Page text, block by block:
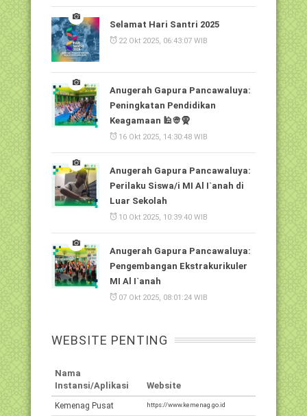
Selamat Hari Santri 2025
22 Okt 2025, 06:43:07 WIB
Anugerah Gapura Pancawaluya:
Peningkatan Pendidikan
Keagamaan 🕌👳🧕
16 Okt 2025, 14:30:48 WIB
Anugerah Gapura Pancawaluya:
Perilaku Siswa/i MI Al I`anah di
Luar Sekolah
10 Okt 2025, 10:39:40 WIB
Anugerah Gapura Pancawaluya:
Pengembangan Ekstrakurikuler
MI Al I`anah
07 Okt 2025, 08:01:24 WIB
WEBSITE PENTING
Nama
Instansi/Aplikasi
Website
Kemenag Pusat https://www.kemenag.go.id